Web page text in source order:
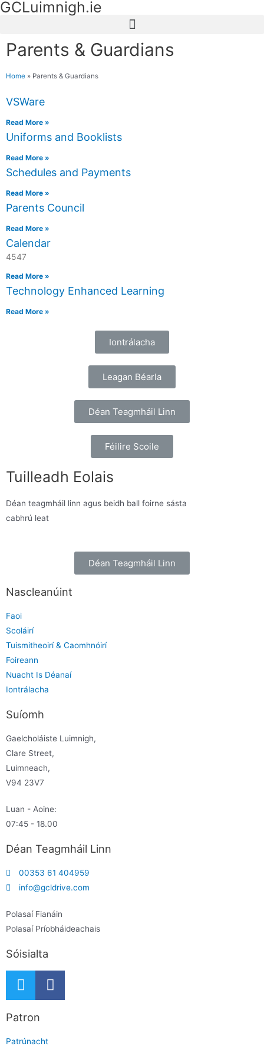
GCLuimnigh.ie
Parents & Guardians
Home » Parents & Guardians
VSWare
Read More »
Uniforms and Booklists
Read More »
Schedules and Payments
Read More »
Parents Council
Read More »
Calendar
4547
Read More »
Technology Enhanced Learning
Read More »
Iontrálacha
Leagan Béarla
Déan Teagmháil Linn
Féilire Scoile
Tuilleadh Eolais
Déan teagmháil linn agus beidh ball foirne sásta
cabhrú leat
Déan Teagmháil Linn
Nascleanúint
Faoi
Scoláirí
Tuismitheoirí & Caomhnóirí
Foireann
Nuacht Is Déanaí
Iontrálacha
Suíomh
Gaelcholáiste Luimnigh,
Clare Street,
Luimneach,
V94 23V7
Luan - Aoine:
07:45 - 18.00
Déan Teagmháil Linn
00353 61 404959
info@gcldrive.com
Polasaí Fianáin
Polasaí Príobháideachais
Sóisialta
Patron
Patrúnacht